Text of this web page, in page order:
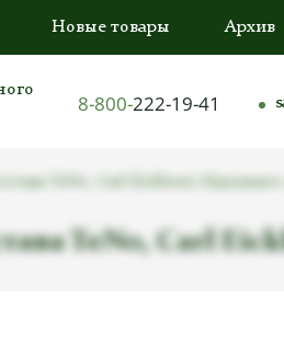
Новые товары Архив
8-800-222-19-41
TeNo, Carl